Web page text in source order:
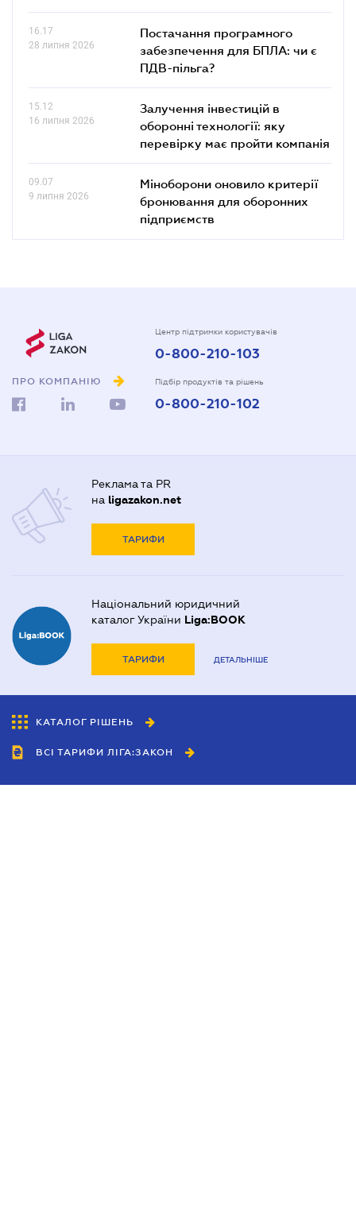
16.17
28 липня 2026
Постачання програмного
забезпечення для БПЛА: чи є
ПДВ-пільга?
15.12
16 липня 2026
Залучення інвестицій в
оборонні технології: яку
перевірку має пройти компанія
09.07
9 липня 2026
Міноборони оновило критерії
бронювання для оборонних
підприємств
ПРО КОМПАНІЮ
Центр підтримки користувачів
0-800-210-103
Підбір продуктів та рішень
0-800-210-102
Реклама та PR
на ligazakon.net
ТАРИФИ
Національний юридичний
каталог України Liga:BOOK
ТАРИФИ ДЕТАЛЬНІШЕ
КАТАЛОГ РІШЕНЬ
ВСІ ТАРИФИ ЛІГА:ЗАКОН